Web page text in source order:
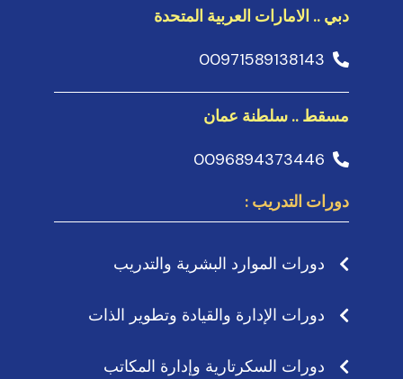
دبي .. الامارات العربية المتحدة
00971589138143
مسقط .. سلطنة عمان
0096894373446
دورات التدريب :
دورات الموارد البشرية والتدريب
دورات الإدارة والقيادة وتطوير الذات
دورات السكرتارية وإدارة المكاتب